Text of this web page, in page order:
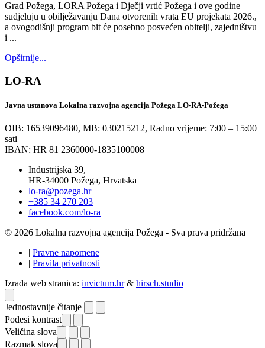
Grad Požega, LORA Požega i Dječji vrtić Požega i ove godine
sudjeluju u obilježavanju Dana otvorenih vrata EU projekata 2026.,
a ovogodišnji program bit će posebno posvećen obitelji, zajedništvu
i ...
Opširnije...
LO-RA
Javna ustanova Lokalna razvojna agencija Požega LO-RA-Požega
OIB: 16539096480, MB: 030215212, Radno vrijeme: 7:00 – 15:00
sati
IBAN: HR 81 2360000-1835100008
Industrijska 39,
HR-34000 Požega, Hrvatska
lo-ra@pozega.hr
+385 34 270 203
facebook.com/lo-ra
© 2026 Lokalna razvojna agencija Požega - Sva prava pridržana
| Pravne napomene
| Pravila privatnosti
Izrada web stranica: invictum.hr& hirsch.studio
Jednostavnije čitanje
Podesi kontrast
Veličina slova
Razmak slova